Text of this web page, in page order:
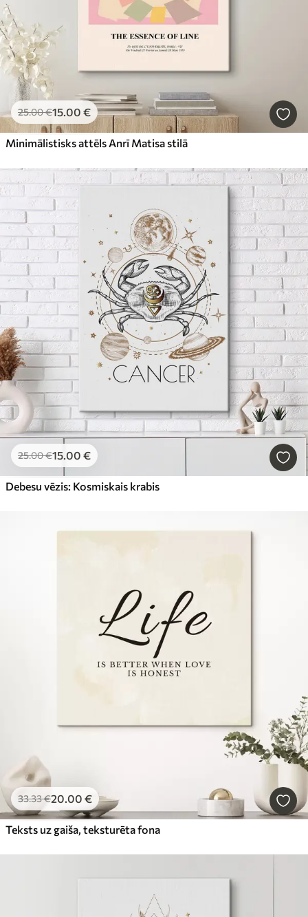
25.00€15.00 €
Minimālistisks attēls Anrī Matisa stilā
25.00€15.00 €
Debesu vēzis: Kosmiskais krabis
33.33€20.00 €
Teksts uz gaiša, teksturēta fona